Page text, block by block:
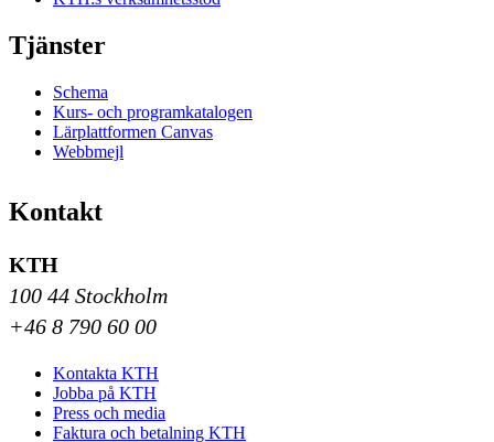
Tjänster
Schema
Kurs- och programkatalogen
Lärplattformen Canvas
Webbmejl
Kontakt
KTH
100 44 Stockholm
+46 8 790 60 00
Kontakta KTH
Jobba på KTH
Press och media
Faktura och betalning KTH